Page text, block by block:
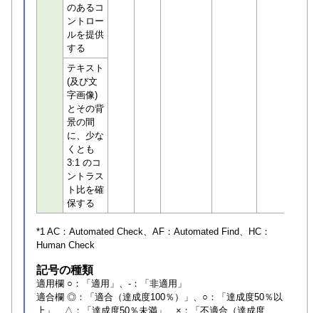
のあるコ
ントロー
ルを提供
する
テキスト
(及び文
字画像)
とその背
景の間
に、少な
くとも
3:1 のコ
ントラス
ト比を確
保する
*1 AC： Automated Check、AF： Automated Find、HC：
Human Check
記号の種類
適用欄 ○：「適用」、-：「非適用」
適合欄 ◎：「適合（達成度100％）」、○：「達成度50％以
上」、△：「達成度50％未満」、×：「不適合（達成度